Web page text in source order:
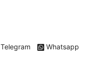
Telegram Whatsapp